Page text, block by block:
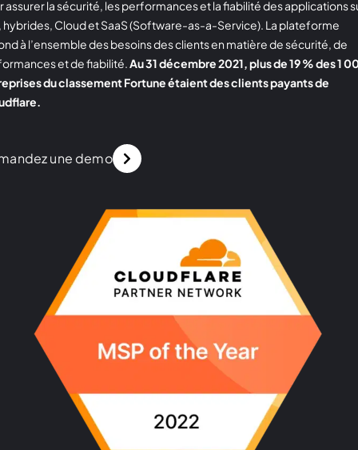
assurer la sécurité, les performances et la fiabilité des applications
hybrides, Cloud et SaaS (Software-as-a-Service). La plateforme
à l’ensemble des besoins des clients en matière de sécurité, de
et de fiabilité.Au 31 décembre 2021, plus de 19 % des 1
du classement Fortune étaient des clients payants de
une demo